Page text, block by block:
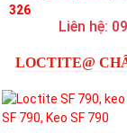
326
Liên hệ:
LOCTITE@